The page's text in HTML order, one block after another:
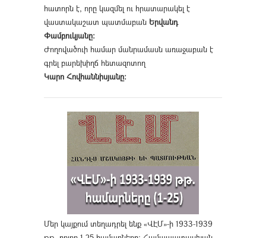
հատորն է, որը կազմել ու հրատարակել է
վաստակաշատ պատմաբան Երվանդ
Փամբուկյանը։
Ժողովածուի համար մանրամասն առաջաբան է
գրել բարեխիղճ հետազոտող
Կարո Հովհաննիսյանը։
Մեր կայքում տեղադրել ենք «ՎԷՄ»-ի 1933-1939